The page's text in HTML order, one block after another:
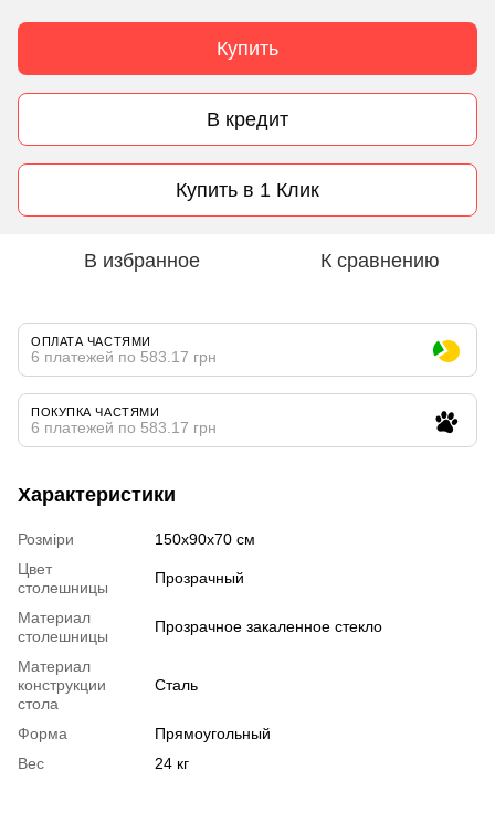
Купить
В кредит
Купить в 1 Клик
В избранное К сравнению
ОПЛАТА ЧАСТЯМИ
6 платежей по 583.17 грн
ПОКУПКА ЧАСТЯМИ
6 платежей по 583.17 грн
Характеристики
Розміри
150x90x70 см
Цвет
столешницы
Прозрачный
Материал
столешницы
Прозрачное закаленное стекло
Материал
конструкции
стола
Сталь
Форма
Прямоугольный
Вес
24 кг